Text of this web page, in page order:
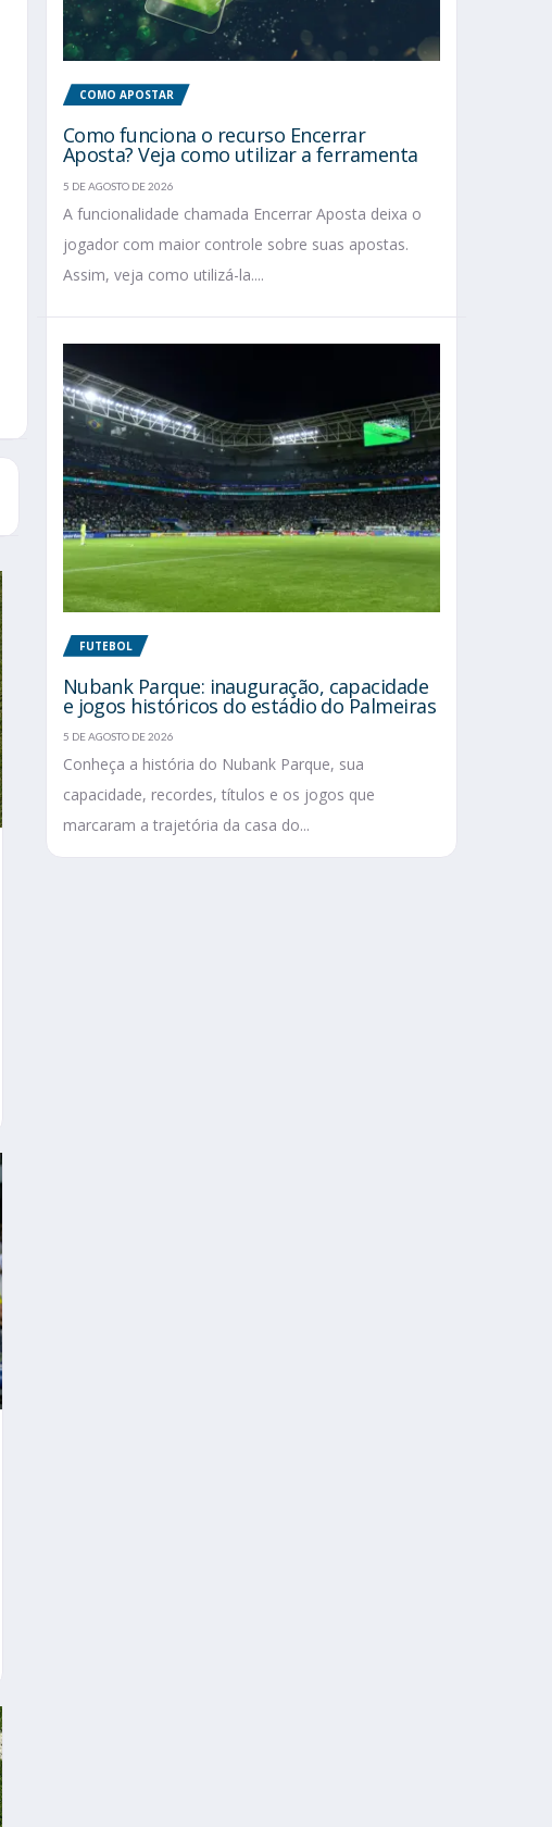
COMO APOSTAR
Como funciona o recurso Encerrar
Aposta? Veja como utilizar a ferramenta
5 DE AGOSTO DE 2026
A funcionalidade chamada Encerrar Aposta deixa o
jogador com maior controle sobre suas apostas.
Assim, veja como utilizá-la....
FUTEBOL
Nubank Parque: inauguração, capacidade
e jogos históricos do estádio do Palmeiras
5 DE AGOSTO DE 2026
Conheça a história do Nubank Parque, sua
capacidade, recordes, títulos e os jogos que
marcaram a trajetória da casa do...